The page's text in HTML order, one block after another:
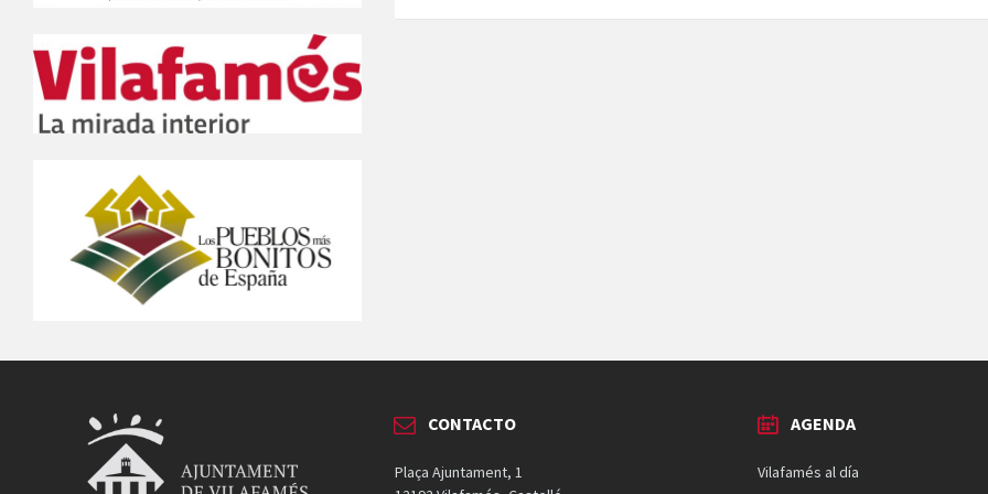
CONTACTO
Plaça Ajuntament, 1
AGENDA
Vilafamés al día